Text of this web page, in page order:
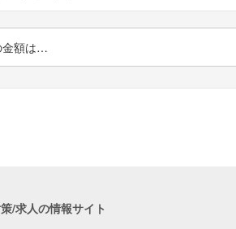
金額は…
/求人の情報サイト